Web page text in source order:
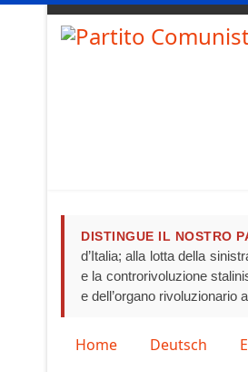
DISTINGUE IL NOSTRO
d’Italia; alla lotta della
e la controrivoluzione
e dell’organo rivoluzionario
Seleziona la tua lingua
Home Deutsch